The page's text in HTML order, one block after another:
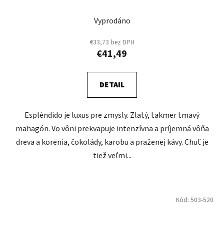
Vyprodáno
€33,73 bez DPH
€41,49
DETAIL
Espléndido je luxus pre zmysly. Zlatý, takmer tmavý
mahagón. Vo vôni prekvapuje intenzívna a príjemná vôňa
dreva a korenia, čokolády, karobu a praženej kávy. Chuť je
tiež veľmi...
Kód: 503-520